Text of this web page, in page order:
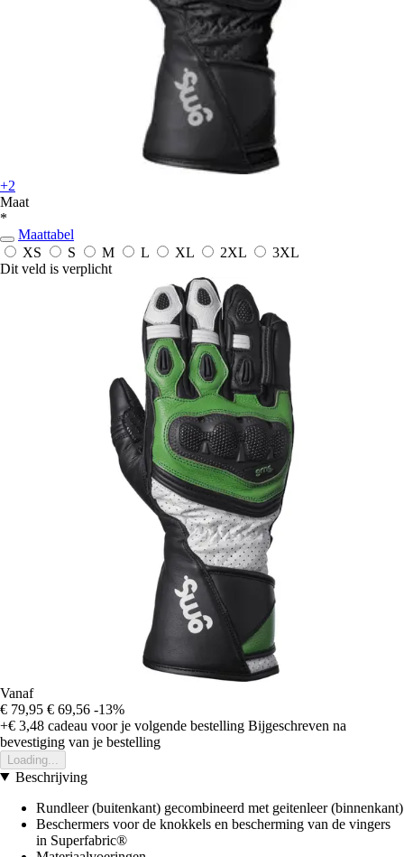
+2
Maat
*
Maattabel
XS
S M L XL 2XL
3XL
Dit veld is verplicht
Vanaf
€ 79,95 € 69,56 -13%
+€ 3,48 cadeau voor je volgende bestelling Bijgeschreven na
bevestiging van je bestelling
Loading...
Beschrijving
Rundleer (buitenkant) gecombineerd met geitenleer (binnenkant)
Beschermers voor de knokkels en bescherming van de vingers
in Superfabric®